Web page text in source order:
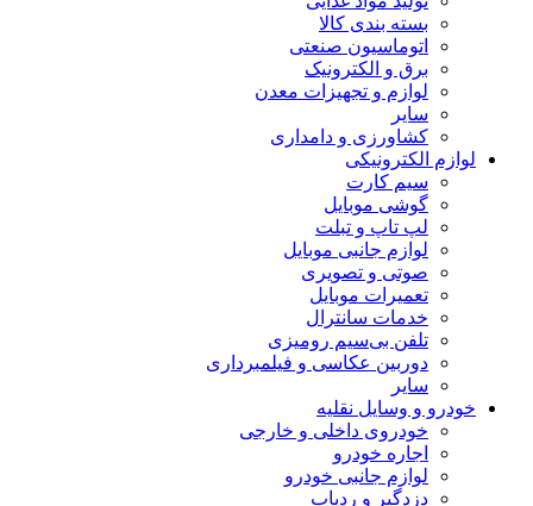
بسته بندی کالا
اتوماسیون صنعتی
برق و الکترونیک
لوازم و تجهیزات معدن
سایر
کشاورزی و دامداری
لوازم الکترونیکی
سیم کارت
گوشی موبایل
لپ تاپ و تبلت
لوازم جانبی موبایل
صوتی و تصویری
تعمیرات موبایل
خدمات سانترال
تلفن بی‌سیم رومیزی
دوربین عکاسی و فیلمبرداری
سایر
خودرو و وسایل نقلیه
خودروی داخلی و خارجی
اجاره خودرو
لوازم جانبی خودرو
دزدگیر و ردیاب